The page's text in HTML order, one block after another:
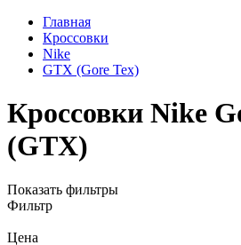
Главная
Кроссовки
Nike
GTX (Gore Tex)
Кроссовки Nike
(GTX)
Показать фильтры
Фильтр
Цена